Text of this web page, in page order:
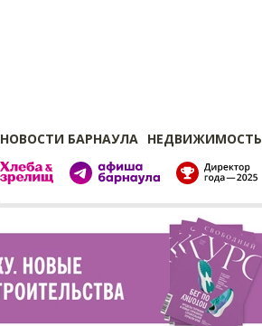
НОВОСТИ БАРНАУЛА НЕДВИЖИМОСТЬ